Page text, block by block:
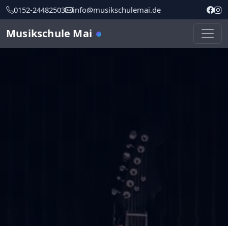
0152-24482503 info@musikschulemai.de
Musikschule Mai